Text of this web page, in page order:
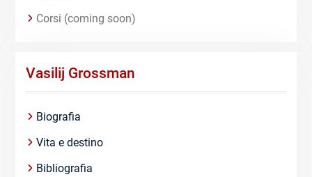
Corsi (coming soon)
Vasilij Grossman
Biografia
Vita e destino
Bibliografia